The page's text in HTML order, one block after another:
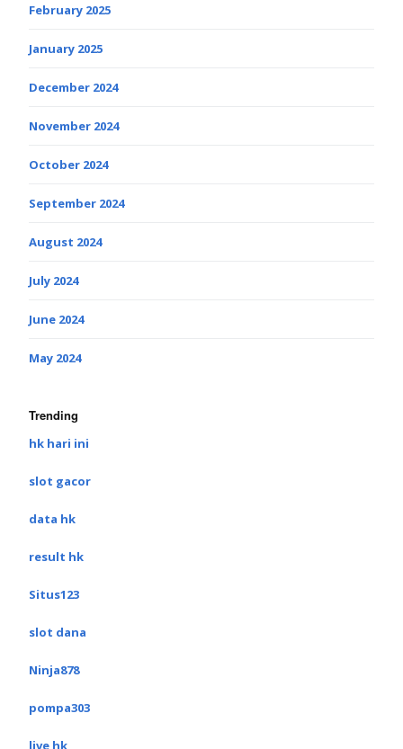
February 2025
January 2025
December 2024
November 2024
October 2024
September 2024
August 2024
July 2024
June 2024
May 2024
Trending
hk hari ini
slot gacor
data hk
result hk
Situs123
slot dana
Ninja878
pompa303
live hk